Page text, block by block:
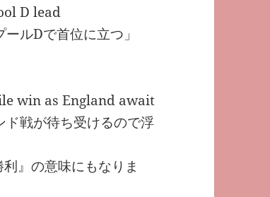
D lead
ルDで首位に立つ」
win as England await
ド戦が待ち受けるので浮
』の意味にもなりま